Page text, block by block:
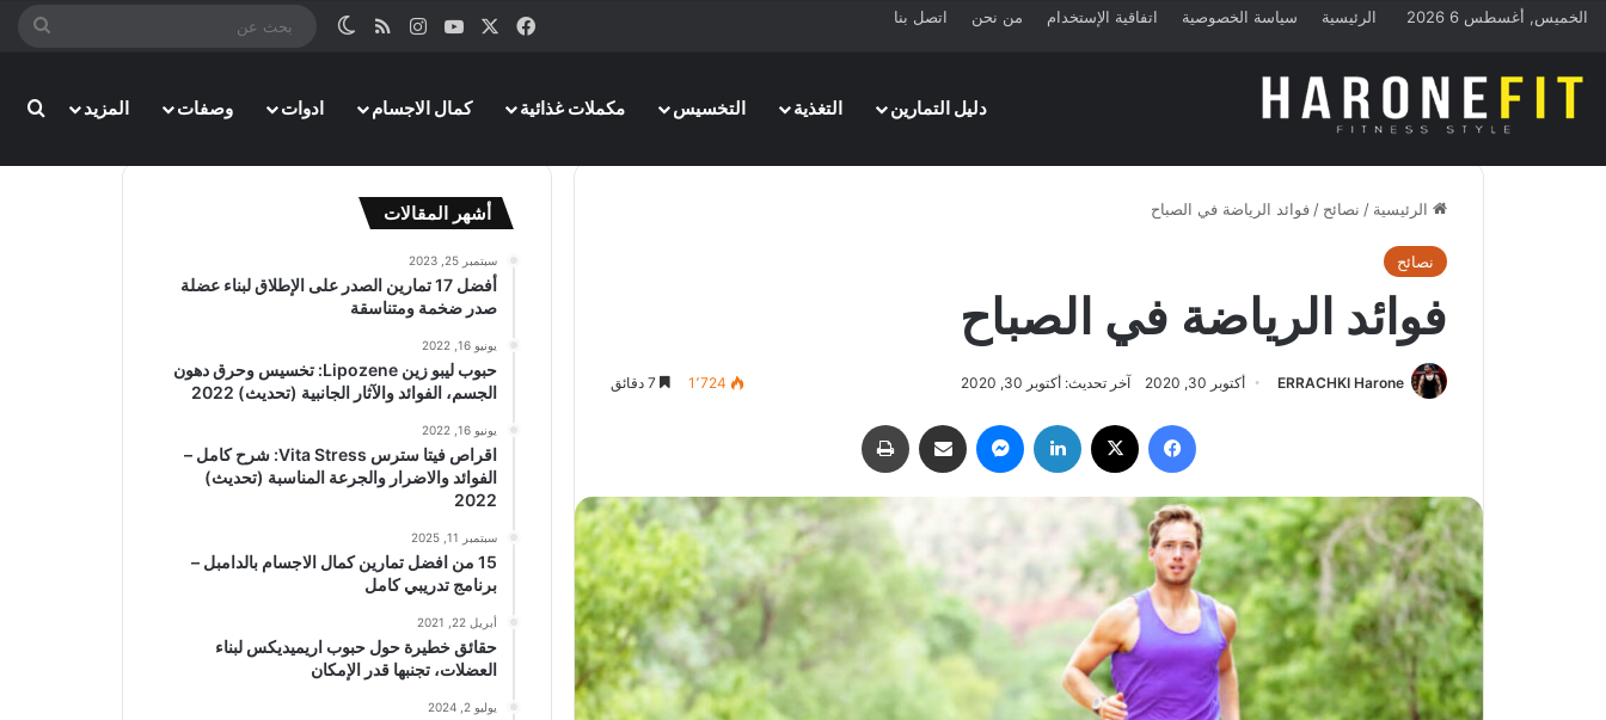
الخميس, أغسطس 6 2026 الرئيسية سياسة الخصوصية اتفاقية الإستخدام من نحن اتصل بنا فيسبوك ‫YouTubeانستقرامملخص الموقع RSS
الوضع المظلم
بحث
دليل التمارين
التغذية التخسيس مكملات غذائية كمال الاجسام ادوات وصفات المزيد
الرئيسية / نصائح / فوائد الرياضة في الصباح
نصائح
فوائد الرياضة في الصباح
ERRACHKI Harone أكتوبر 30, 2020 آخر تحديث: أكتوبر 30, 2020 1٬724
فيسبوك لينكدإن ماسنجر مشاركة عبر البريد
أشهر المقالات
سبتمبر 25, 2023
أفضل 17 تمارين الصدر على الإطلاق لبناء عضلة
صدر ضخمة ومتناسقة
يونيو 16, 2022
حبوب ليبو زين Lipozene: تخسيس وحرق دهون
الجسم، الفوائد والآثار الجانبية (تحديث) 2022
يونيو 16, 2022
اقراص فيتا سترس Vita Stress: شرح كامل –
الفوائد والاضرار والجرعة المناسبة (تحديث)
2022
سبتمبر 11, 2025
15 من افضل تمارين كمال الاجسام بالدامبل –
برنامج تدريبي كامل
أبريل 22, 2021
حقائق خطيرة حول حبوب اريميديكس لبناء
العضلات، تجنبها قدر الإمكان
يوليو 2, 2024